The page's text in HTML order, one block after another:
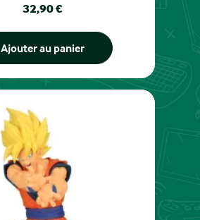
Prix
32,90 €
Ajouter au panier